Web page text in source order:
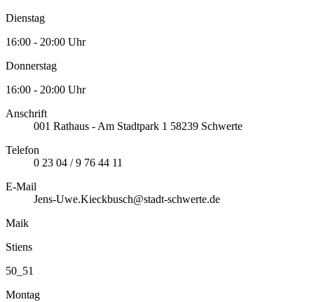
Dienstag
16:00 - 20:00 Uhr
Donnerstag
16:00 - 20:00 Uhr
Anschrift
001 Rathaus - Am Stadtpark 1 58239 Schwerte
Telefon
0 23 04 / 9 76 44 11
E-Mail
Jens-Uwe.Kieckbusch@stadt-schwerte.de
Maik
Stiens
50_51
Montag